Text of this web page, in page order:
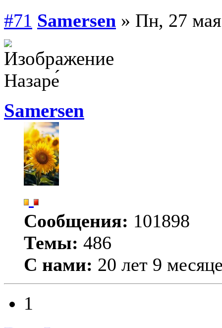
#71 Samersen » Пн, 27
Назаре́
Samersen
Сообщения: 101898
Темы: 486
С нами: 20 лет 9
1